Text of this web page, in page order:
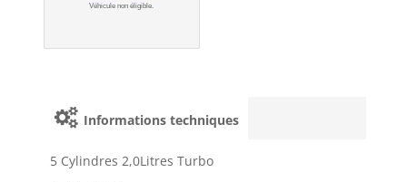
Véhicule non éligible.
Informations techniques
5 Cylindres 2,0Litres Turbo